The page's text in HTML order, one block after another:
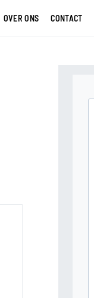
OVER ONS CONTACT